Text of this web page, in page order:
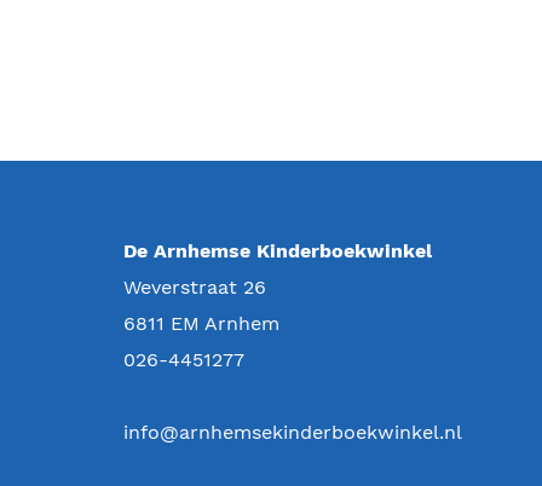
De Arnhemse Kinderboekwinkel
Weverstraat 26
6811 EM Arnhem
026-4451277
info@arnhemsekinderboekwinkel.nl